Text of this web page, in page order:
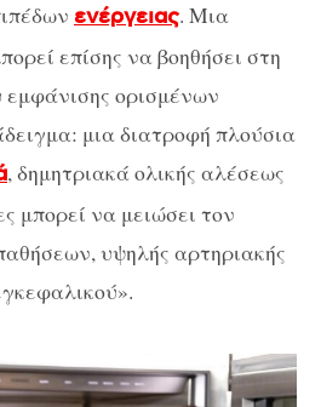
ενέργειας. Μια
επίσης να βοηθήσει στη
εμφάνισης ορισμένων
μια διατροφή πλούσια
, δημητριακά ολικής αλέσεως
μπορεί να μειώσει τον
υψηλής αρτηριακής